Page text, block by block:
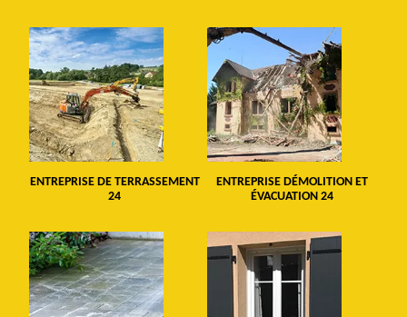
ENTREPRISE DE TERRASSEMENT
24
ENTREPRISE DÉMOLITION ET
ÉVACUATION 24